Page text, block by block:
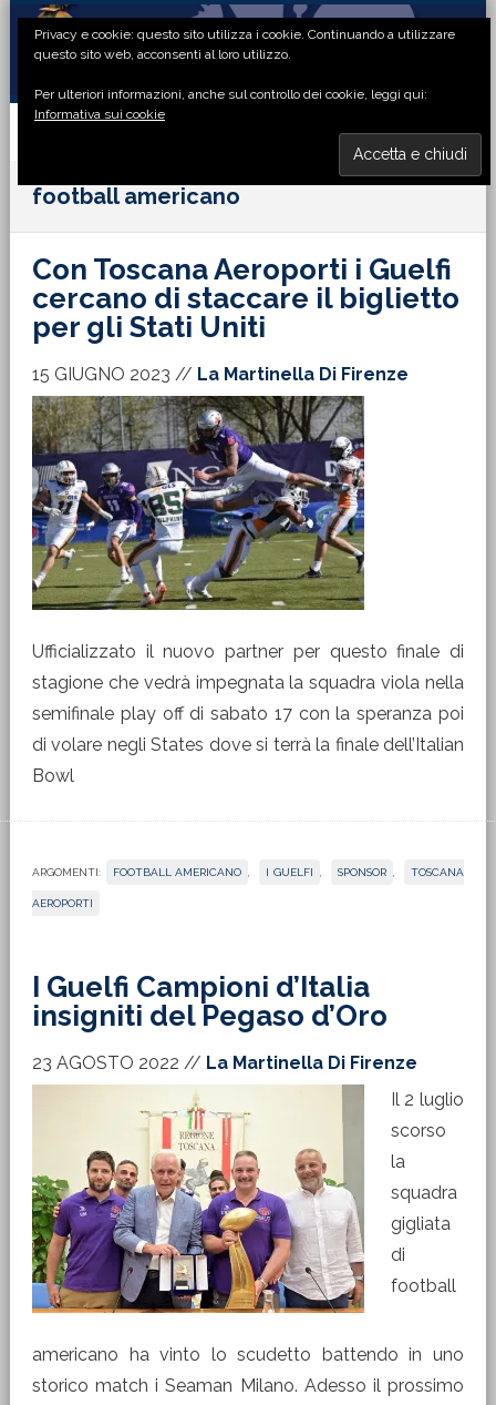
Passa
primaria
Passa
principale
Passa
laterale
Passa
di
football americano
Con Toscana Aeroporti i Guelfi
cercano di staccare il biglietto
per gli Stati Uniti
15 GIUGNO 2023 // La Martinella Di Firenze
Ufficializzato il nuovo partner per questo finale di
stagione che vedrà impegnata la squadra viola nella
semifinale play off di sabato 17 con la speranza poi
di volare negli States dove si terrà la finale dell’Italian
Bowl
ARGOMENTI: FOOTBALL AMERICANO I GUELFI SPONSOR TOSCANA
AEROPORTI
I Guelfi Campioni d’Italia
insigniti del Pegaso d’Oro
23 AGOSTO 2022 // La Martinella Di Firenze
Il 2 luglio
scorso
la
squadra
gigliata
di
football
americano ha vinto lo scudetto battendo in uno
storico match i Seaman Milano. Adesso il prossimo
Privacy e cookie: questo sito utilizza i cookie. Continuando a utilizzare
questo sito web, acconsenti al loro utilizzo.
Per ulteriori informazioni, anche sul controllo dei cookie, leggi qui:
Informativa sui cookie